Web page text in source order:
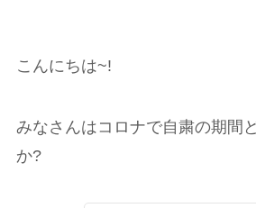
こんにちは~!
みなさんはコロナで自粛の期間
か?